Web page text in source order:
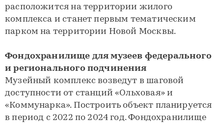
расположится на территории жилого
комплекса и станет первым тематическим
парком на территории Новой Москвы.
Фондохранилище для музеев федерального
и регионального подчинения
Музейный комплекс возведут в шаговой
доступности от станций «Ольховая» и
«Коммунарка». Построить объект планируется
в период с 2022 по 2024 год. Фондохранилище